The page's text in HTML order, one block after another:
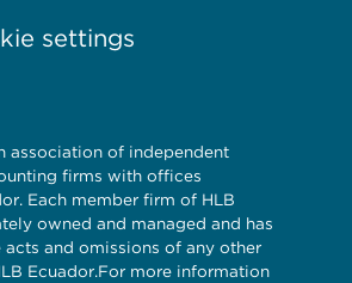
settings
association of independent
firms with offices
Each member firm of HLB
owned and managed and has
and omissions of any other
Ecuador.For more information